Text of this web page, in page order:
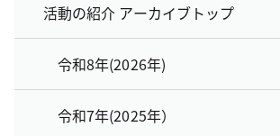
活動の紹介 アーカイブトップ
令和8年(2026年)
令和7年(2025年）